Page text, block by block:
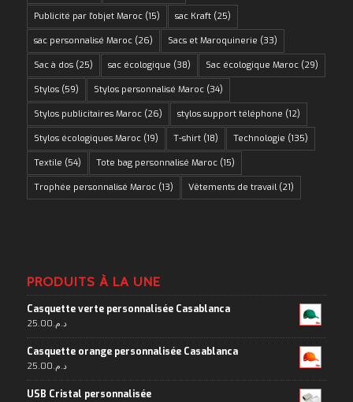
Publicité par l'objet Maroc(15) sac Kraft(25)
sac personnalisé Maroc(26) Sacs et Maroquinerie (33)
Sac à dos(25) sac écologique (38) Sac écologique Maroc(29)
Stylos(59) Stylos personnalisé Maroc(34)
Stylos publicitaires Maroc(26) stylos support téléphone (12)
Stylos écologiques Maroc(19) T-shirt(18) Technologie (135)
Textile (54) Tote bag personnalisé Maroc(15)
Trophée personnalisé Maroc(13) Vêtements de travail(21)
PRODUITS À LA UNE
Casquette verte personnalisée Casablanca
د.م.25.00
Casquette orange personnalisée Casablanca
د.م.25.00
USB Cristal personnalisée